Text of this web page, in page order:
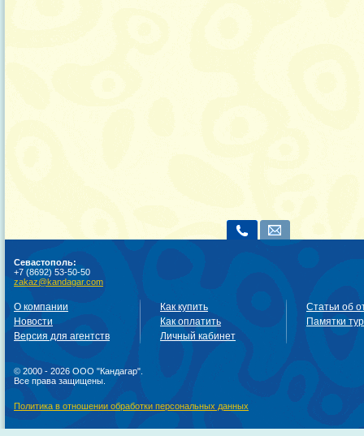
Севастополь:
+7 (8692) 53-50-50
zakaz@kandagar.com
О компании
Новости
Версия для агентств
Как купить
Как оплатить
Личный кабинет
Статьи об
Памятки
© 2000 - 2026 ООО "Кандагар".
Все права защищены.
Политика в отношении обработки персональных данных